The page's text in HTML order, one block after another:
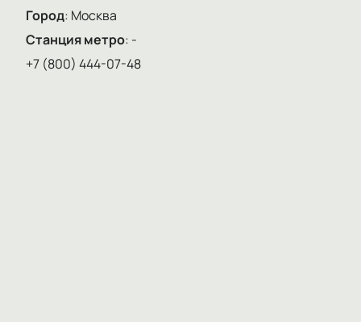
Город: Москва
Станция метро: -
+7 (800) 444-07-48